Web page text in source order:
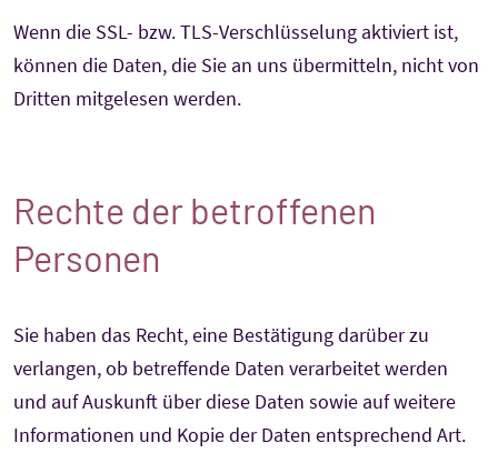
Wenn die SSL- bzw. TLS-Verschlüsselung aktiviert ist,
können die Daten, die Sie an uns übermitteln, nicht von
Dritten mitgelesen werden.
Rechte der betroffenen
Personen
Sie haben das Recht, eine Bestätigung darüber zu
verlangen, ob betreffende Daten verarbeitet werden
und auf Auskunft über diese Daten sowie auf weitere
Informationen und Kopie der Daten entsprechend Art.